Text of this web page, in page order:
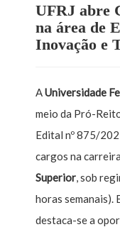
UFRJ abre
na área de
Inovação e
AUniversidade
meio da Pró-
Edital nº 875/
cargos na
Superior, sob
horas semanais).
destaca-se a